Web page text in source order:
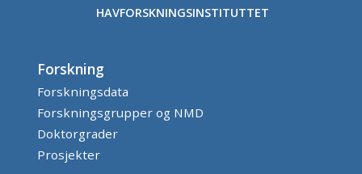
HAVFORSKNINGSINSTITUTTET
Forskning
Forskningsdata
Forskningsgrupper og NMD
Doktorgrader
Prosjekter